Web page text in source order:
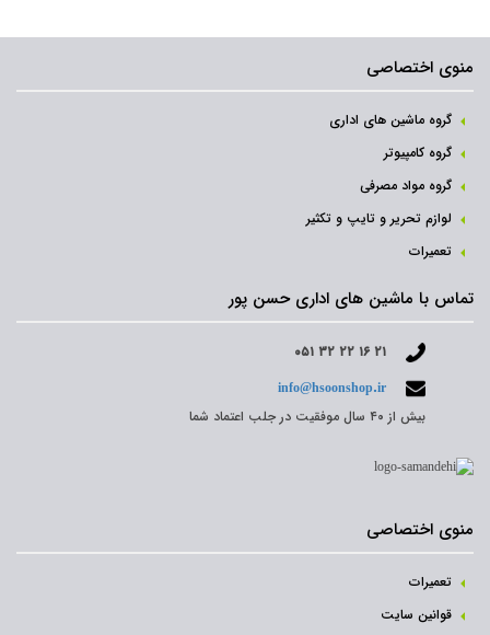
منوی اختصاصی
گروه ماشین های اداری
گروه کامپیوتر
گروه مواد مصرفی
لوازم تحریر و تایپ و تکثیر
تعمیرات
تماس با ماشین های اداری حسن پور
۰۵۱ ۳۲ ۲۲ ۱۶ ۲۱
info@hsoonshop.ir
بیش از ۴۰ سال موفقیت در جلب اعتماد شما
منوی اختصاصی
تعمیرات
قوانین سایت